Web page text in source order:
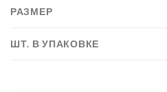
РАЗМЕР
ШТ. В УПАКОВКЕ